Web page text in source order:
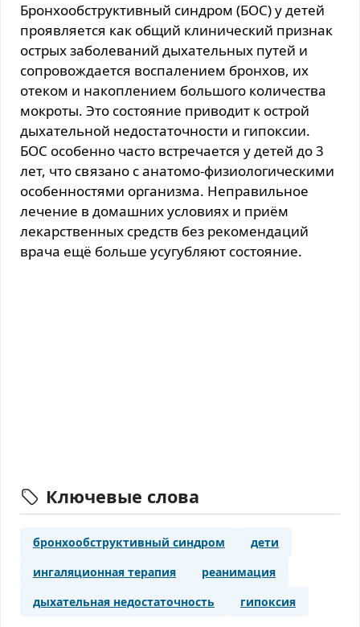
Бронхообструктивный синдром (БОС) у детей
проявляется как общий клинический признак
острых заболеваний дыхательных путей и
сопровождается воспалением бронхов, их
отеком и накоплением большого количества
мокроты. Это состояние приводит к острой
дыхательной недостаточности и гипоксии.
БОС особенно часто встречается у детей до 3
лет, что связано с анатомо-физиологическими
особенностями организма. Неправильное
лечение в домашних условиях и приём
лекарственных средств без рекомендаций
врача ещё больше усугубляют состояние.
Ключевые слова
бронхообструктивный синдром
дети
ингаляционная терапия
реанимация
дыхательная недостаточность
гипоксия